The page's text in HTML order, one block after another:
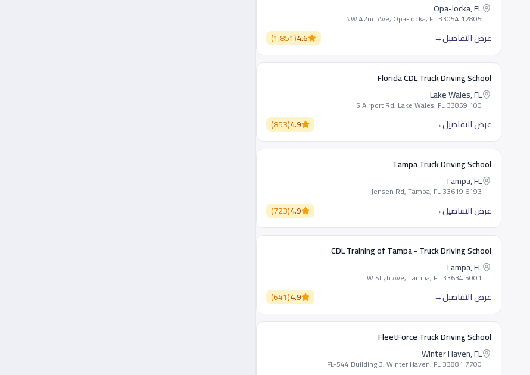
Opa-locka, FL
12805 NW 42nd Ave, Opa-locka, FL 33054
عرض التفاصيل→
4.6
(
1,851
)
Florida CDL Truck Driving School
Lake Wales, FL
100 S Airport Rd, Lake Wales, FL 33859
عرض التفاصيل→
4.9
(
853
)
Tampa Truck Driving School
Tampa, FL
6193 Jensen Rd, Tampa, FL 33619
عرض التفاصيل→
4.9
(
723
)
CDL Training of Tampa - Truck Driving School
Tampa, FL
5001 W Sligh Ave, Tampa, FL 33634
عرض التفاصيل→
4.9
(
641
)
FleetForce Truck Driving School
Winter Haven, FL
7700 FL-544 Building 3, Winter Haven, FL 33881